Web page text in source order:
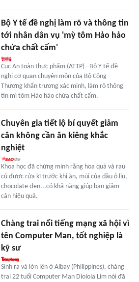
Bộ Y tế đề nghị làm rõ và thông tin
tới nhân dân vụ 'mỳ tôm Hảo hảo
chứa chất cấm'
Cục An toàn thực phẩm (ATTP) - Bộ Y tế đề
nghị cơ quan chuyên môn của Bộ Công
Thương khẩn trương xác minh, làm rõ thông
tin mì tôm Hảo hảo chứa chất cấm.
Chuyên gia tiết lộ bí quyết giảm
cân không cần ăn kiêng khắc
nghiệt
Khoa học đã chứng minh rằng hoa quả và rau
củ được rửa kĩ trước khi ăn, mùi của dầu ô liu,
chocolate đen...có khả năng giúp bạn giảm
cân hiệu quả.
Chàng trai nổi tiếng mạng xã hội vì
tên Computer Man, tốt nghiệp là
kỹ sư
Sinh ra và lớn lên ở Albay (Philippines), chàng
trai 22 tuổi Computer Man Diolola Lim nói đã